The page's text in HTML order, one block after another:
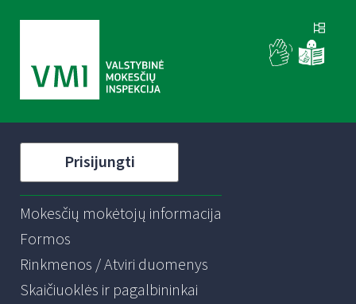
Prisijungti
Mokesčių mokėtojų informacija
Formos
Rinkmenos / Atviri duomenys
Skaičiuoklės ir pagalbininkai